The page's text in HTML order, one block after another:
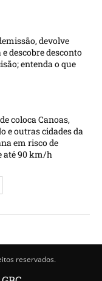
devolve
descobre desconto
entenda o que
coloca Canoas,
e outras cidades da
em risco de
até 90 km/h
reservados.